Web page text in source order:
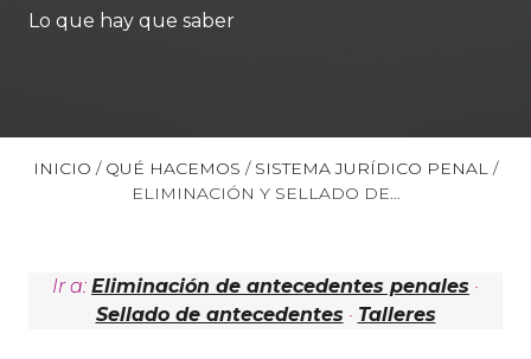
Lo que hay que saber
INICIO / QUÉ HACEMOS / SISTEMA JURÍDICO PENAL /
ELIMINACIÓN Y SELLADO DE…
Ir a: Eliminación de antecedentes penales ·
Sellado de antecedentes · Talleres